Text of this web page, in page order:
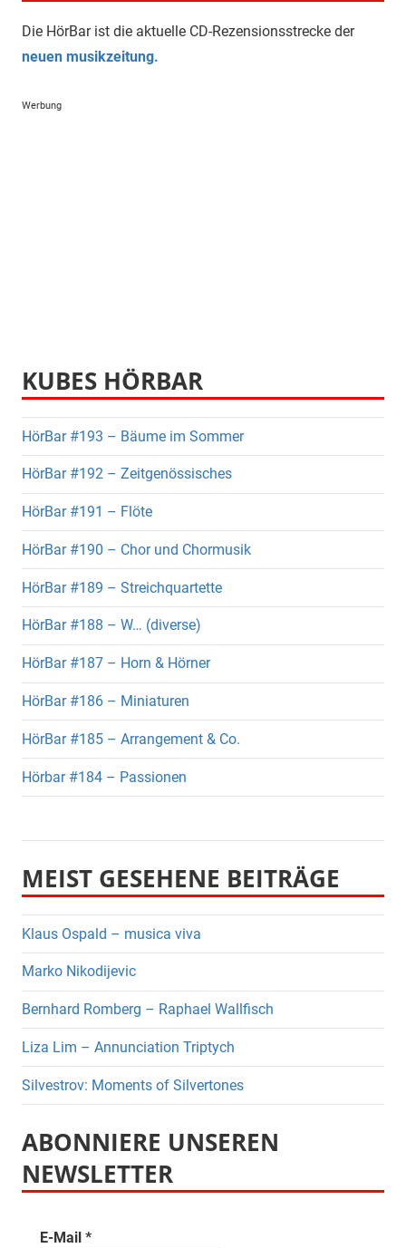
Die HörBar ist die aktuelle CD-Rezensionsstrecke der
neuen musikzeitung.
Werbung
KUBES HÖRBAR
HörBar #193 – Bäume im Sommer
HörBar #192 – Zeitgenössisches
HörBar #191 – Flöte
HörBar #190 – Chor und Chormusik
HörBar #189 – Streichquartette
HörBar #188 – W… (diverse)
HörBar #187 – Horn & Hörner
HörBar #186 – Miniaturen
HörBar #185 – Arrangement & Co.
Hörbar #184 – Passionen
MEIST GESEHENE BEITRÄGE
Klaus Ospald – musica viva
Marko Nikodijevic
Bernhard Romberg – Raphael Wallfisch
Liza Lim – Annunciation Triptych
Silvestrov: Moments of Silvertones
ABONNIERE UNSEREN
NEWSLETTER
E-Mail *